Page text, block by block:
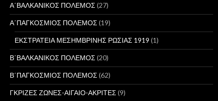
Α΄ΒΑΛΚΑΝΙΚΟΣ ΠΟΛΕΜΟΣ (27)
Α΄ΠΑΓΚΟΣΜΙΟΣ ΠΟΛΕΜΟΣ (19)
ΕΚΣΤΡΑΤΕΙΑ ΜΕΣΗΜΒΡΙΝΗΣ ΡΩΣΙΑΣ 1919 (1)
Β΄ΒΑΛΚΑΝΙΚΟΣ ΠΟΛΕΜΟΣ (20)
Β΄ΠΑΓΚΟΣΜΙΟΣ ΠΟΛΕΜΟΣ (62)
ΓΚΡΙΖΕΣ ΖΩΝΕΣ-ΑΙΓΑΙΟ-ΑΚΡΙΤΕΣ (9)